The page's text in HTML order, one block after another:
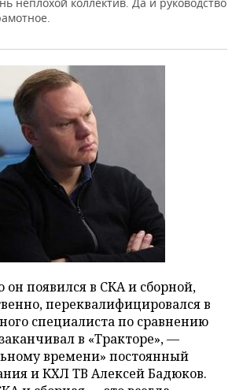
он появился в СКА и сборной,
переквалифицировался в
специалиста по сравнению
в «Тракторе», —
времени» постоянный
и КХЛ ТВ Алексей Бадюков.